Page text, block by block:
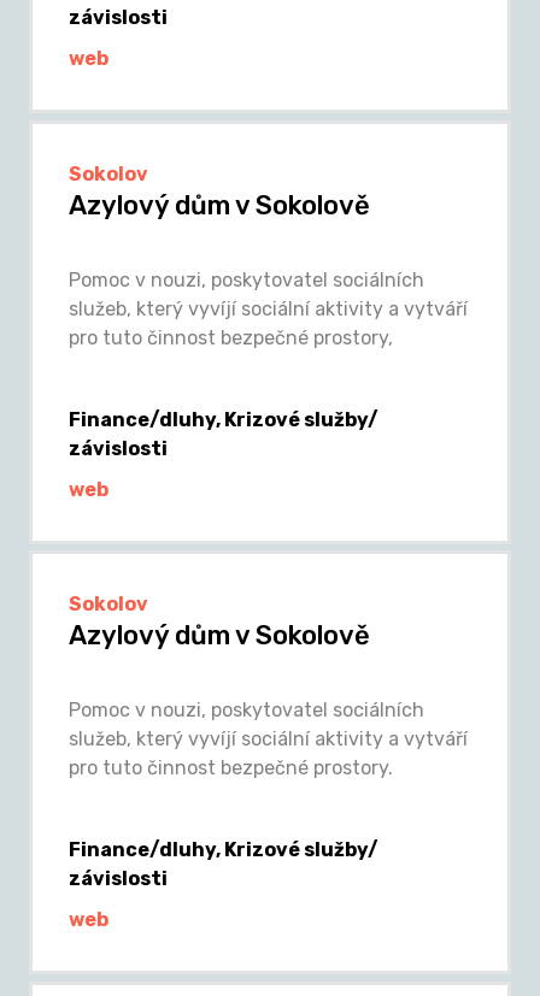
závislosti
web
Sokolov
Azylový dům v Sokolově
Pomoc v nouzi, poskytovatel sociálních
služeb, který vyvíjí sociální aktivity a vytváří
pro tuto činnost bezpečné prostory,
Finance/dluhy, Krizové služby/
závislosti
web
Sokolov
Azylový dům v Sokolově
Pomoc v nouzi, poskytovatel sociálních
služeb, který vyvíjí sociální aktivity a vytváří
pro tuto činnost bezpečné prostory.
Finance/dluhy, Krizové služby/
závislosti
web